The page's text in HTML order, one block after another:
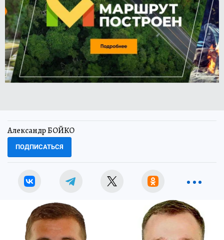
Александр БОЙКО
ПОДПИСАТЬСЯ